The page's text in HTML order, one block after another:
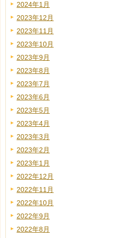
2024年1月
2023年12月
2023年11月
2023年10月
2023年9月
2023年8月
2023年7月
2023年6月
2023年5月
2023年4月
2023年3月
2023年2月
2023年1月
2022年12月
2022年11月
2022年10月
2022年9月
2022年8月